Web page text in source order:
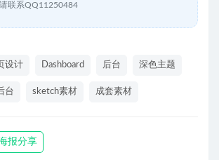
联系QQ11250484
设计 Dashboard 后台 深色主题
台 sketch素材 成套素材
报分享